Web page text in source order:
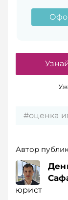
#оценка
Автор
юрист